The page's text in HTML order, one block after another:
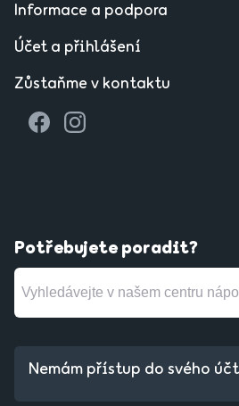
Informace a podpora
Účet a přihlášení
Zůstaňme v kontaktu
Potřebujete poradit?
Nemám přístup do svého